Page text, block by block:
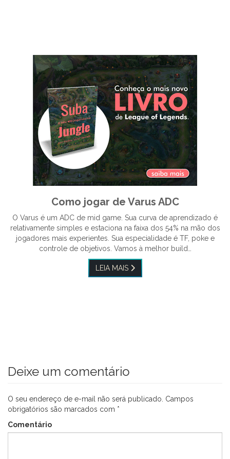
Como jogar de Varus ADC
O Varus é um ADC de mid game. Sua curva de aprendizado é
relativamente simples e estaciona na faixa dos 54% na mão dos
jogadores mais experientes. Sua especialidade é TF, poke e
controle de objetivos. Vamos à melhor build…
LEIA MAIS
Deixe um comentário
O seu endereço de e-mail não será publicado. Campos
obrigatórios são marcados com *
Comentário